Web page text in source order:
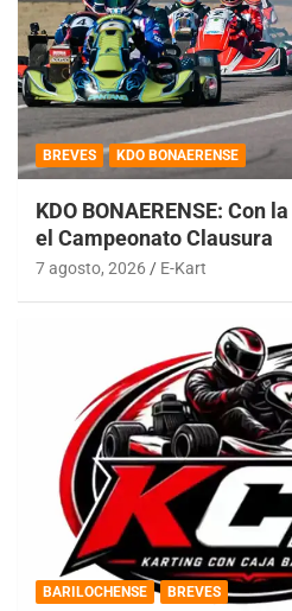
BREVES KDO BONAERENSE
KDO BONAERENSE: Con
el Campeonato Clausura
7 agosto, 2026 E-Kart
BARILOCHENSE BREVES